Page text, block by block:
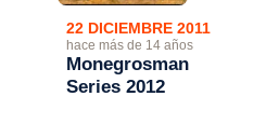
22 DICIEMBRE 2011
hace más de 14 años
Monegrosman
Series 2012